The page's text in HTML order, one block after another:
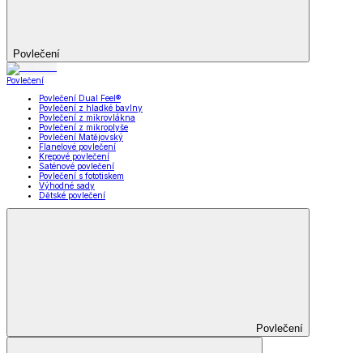
Povlečení
Povlečení
Povlečení Dual Feel®
Povlečení z hladké bavlny
Povlečení z mikrovlákna
Povlečení z mikroplyše
Povlečení Matějovský
Flanelové povlečení
Krepové povlečení
Saténové povlečení
Povlečení s fototiskem
Výhodné sady
Dětské povlečení
Povlečení